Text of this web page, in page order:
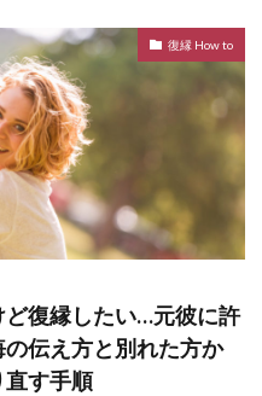
復縁 How to
ど復縁したい…元彼に許
の伝え方と別れた方か
直す手順